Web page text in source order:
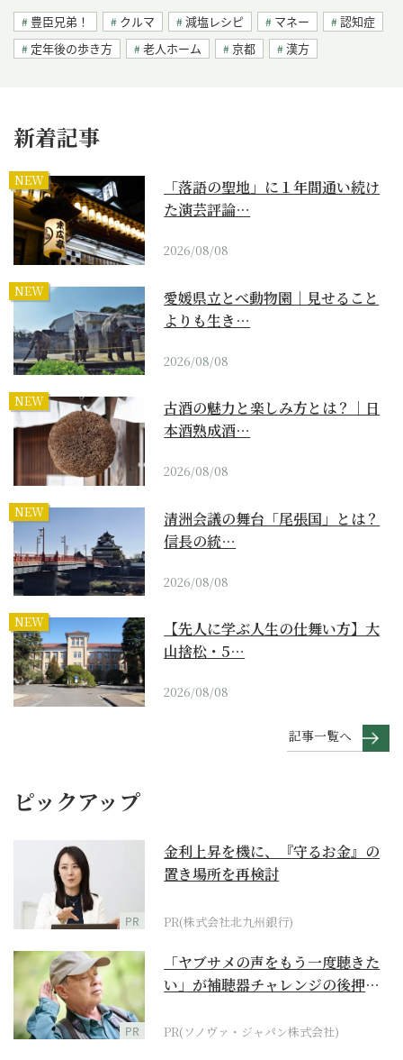
豊臣兄弟！ クルマ 減塩レシピ マネー
認知症
定年後の歩き方
老人ホーム 京都 漢方
新着記事
NEW
「落語の聖地」に１年間通い続け
た演芸評論…
2026/08/08
NEW
愛媛県立とべ動物園｜見せること
よりも生き…
2026/08/08
NEW
古酒の魅力と楽しみ方とは？｜日
本酒熟成酒…
2026/08/08
NEW
清洲会議の舞台「尾張国」とは？
信長の統…
2026/08/08
NEW
【先人に学ぶ人生の仕舞い方】大
山捨松・5…
2026/08/08
記事一覧へ
ピックアップ
PR
金利上昇を機に、『守るお金』の
置き場所を再検討
PR(株式会社北九州銀行)
PR
「ヤブサメの声をもう一度聴きた
い」が補聴器チャレンジの後押し
PR(ソノヴァ・ジャパン株式会社)